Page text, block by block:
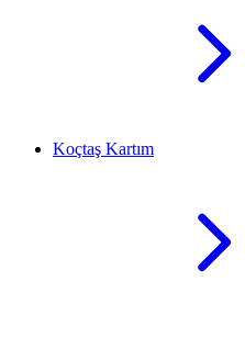
Koçtaş Kartım